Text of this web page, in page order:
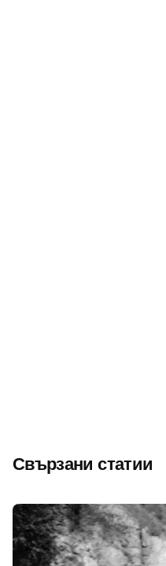
Свързани статии